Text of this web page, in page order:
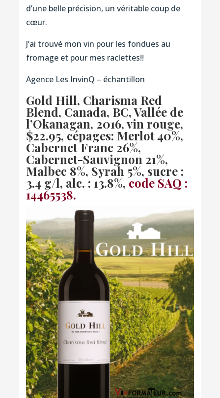
d’une belle précision, un véritable coup de
cœur.
J’ai trouvé mon vin pour les fondues au
fromage et pour mes raclettes!!
Agence Les InvinQ – échantillon
Gold Hill, Charisma Red
Blend, Canada, BC, Vallée de
l’Okanagan, 2016, vin rouge,
$22.95, cépages: Merlot 40%,
Cabernet Franc 26%,
Cabernet-Sauvignon 21%,
Malbec 8%, Syrah 5%, sucre :
3.4 g/l, alc. : 13.8%,code SAQ :
14465538.